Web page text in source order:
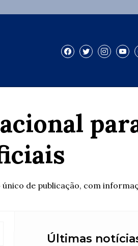
de publicação, com
Últimas